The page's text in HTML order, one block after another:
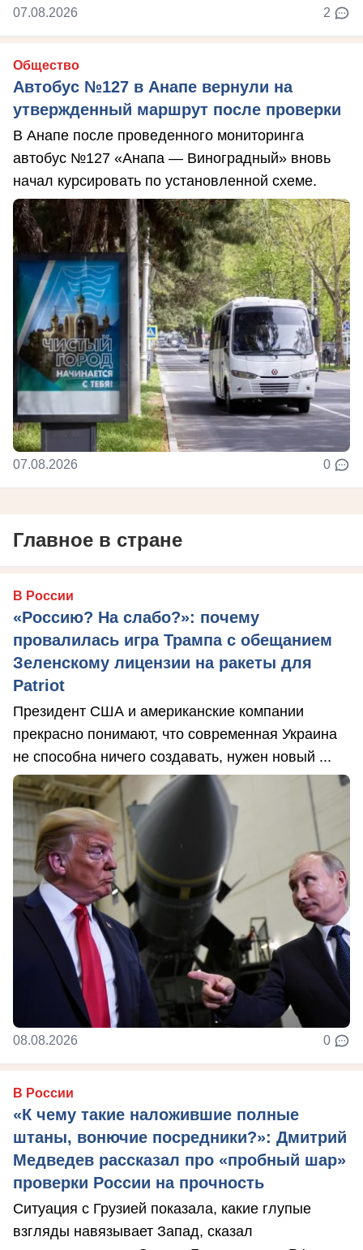
07.08.2026 2
Общество
Автобус №127 в Анапе вернули на
утвержденный маршрут после проверки
В Анапе после проведенного мониторинга
автобус №127 «Анапа — Виноградный» вновь
начал курсировать по установленной схеме.
07.08.2026 0
Главное в стране
В России
«Россию? На слабо?»: почему
провалилась игра Трампа с обещанием
Зеленскому лицензии на ракеты для
Patriot
Президент США и американские компании
прекрасно понимают, что современная Украина
не способна ничего создавать, нужен новый ...
08.08.2026 0
В России
«К чему такие наложившие полные
штаны, вонючие посредники?»: Дмитрий
Медведев рассказал про «пробный шар»
проверки России на прочность
Ситуация с Грузией показала, какие глупые
взгляды навязывает Запад, сказал